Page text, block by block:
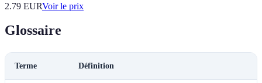
2.79 EURVoir le prix
Glossaire
Terme Définition